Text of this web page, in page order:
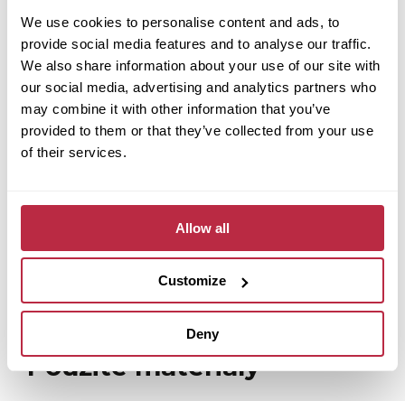
We use cookies to personalise content and ads, to
provide social media features and to analyse our traffic.
We also share information about your use of our site with
our social media, advertising and analytics partners who
may combine it with other information that you’ve
provided to them or that they’ve collected from your use
of their services.
Allow all
Customize
Deny
Použité materiály